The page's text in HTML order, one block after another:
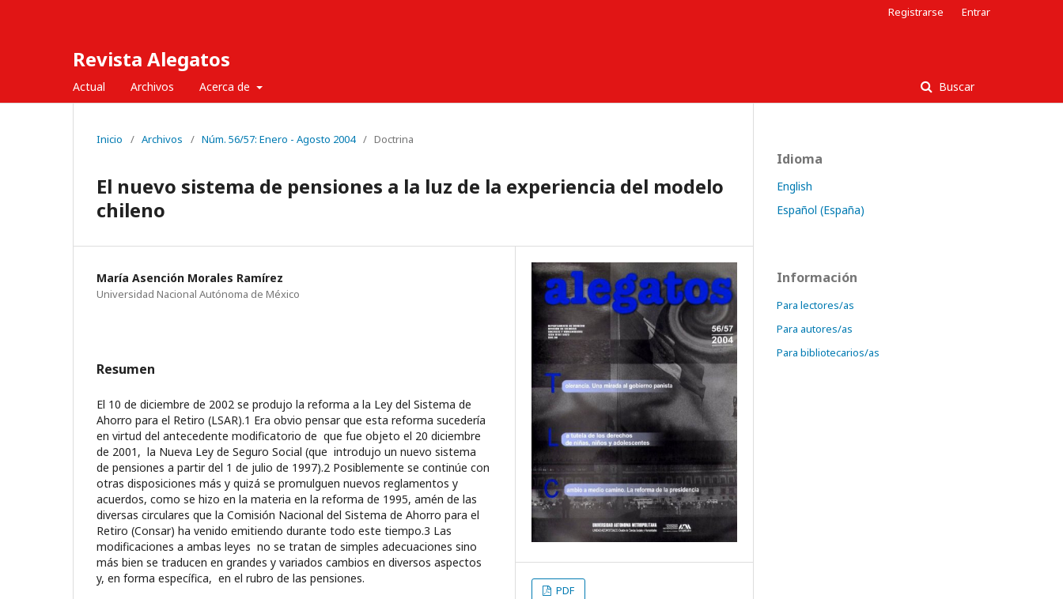
Revista Alegatos
Actual Archivos Acerca de Buscar
Registrarse Entrar
Inicio / Archivos / Núm. 56/57: Enero - Agosto 2004 / Doctrina
El nuevo sistema de pensiones a la luz de la experiencia del modelo
chileno
María Asención Morales Ramírez
Universidad Nacional Autónoma de México
Resumen
El 10 de diciembre de 2002 se produjo la reforma a la Ley del Sistema de
Ahorro para el Retiro (LSAR).1 Era obvio pensar que esta reforma sucedería
en virtud del antecedente modificatorio de que fue objeto el 20 diciembre
de 2001, la Nueva Ley de Seguro Social (que introdujo un nuevo sistema
de pensiones a partir del 1 de julio de 1997).2 Posiblemente se continúe con
otras disposiciones más y quizá se promulguen nuevos reglamentos y
acuerdos, como se hizo en la materia en la reforma de 1995, amén de las
diversas circulares que la Comisión Nacional del Sistema de Ahorro para el
Retiro (Consar) ha venido emitiendo durante todo este tiempo.3 Las
modificaciones a ambas leyes no se tratan de simples adecuaciones sino
más bien se traducen en grandes y variados cambios en diversos aspectos
y, en forma específica, en el rubro de las pensiones.
PDF
Idioma
English
Español (España)
Información
Para lectores/as
Para autores/as
Para bibliotecarios/as